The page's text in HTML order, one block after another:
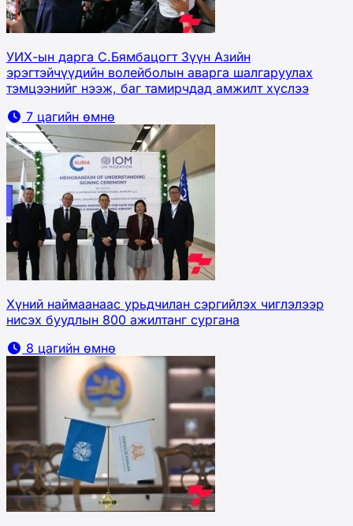
УИХ-ын дарга С.Бямбацогт Зүүн Азийн
эрэгтэйчүүдийн волейболын аварга шалгаруулах
тэмцээнийг нээж, баг тамирчдад амжилт хүслээ
7 цагийн өмнө
Хүний наймаанаас урьдчилан сэргийлэх чиглэлээр
нисэх буудлын 800 ажилтанг сургана
8 цагийн өмнө